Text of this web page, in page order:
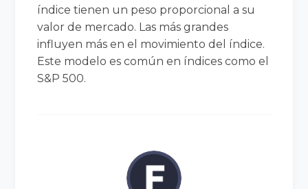
índice tienen un peso proporcional a su
valor de mercado. Las más grandes
influyen más en el movimiento del índice.
Este modelo es común en índices como el
S&P 500.